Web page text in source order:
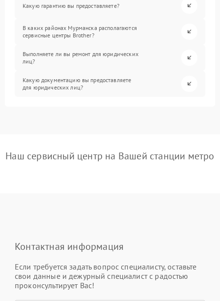
Какую гарантию вы предоставляете?
В каких районах Мурманска располагаются
сервисные центры Brother?
Выполняете ли вы ремонт для юридических
лиц?
Какую документацию вы предоставляете
для юридических лиц?
Наш сервисный центр на Вашей станции метро
Контактная информация
Если требуется задать вопрос специалисту, оставьте
свои данные и дежурный специалист с радостью
проконсультирует Вас!